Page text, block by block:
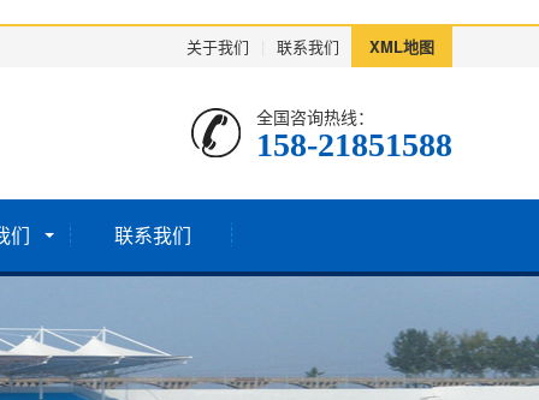
关于我们 联系我们 XML地图
全国咨询热线：
158-21851588
们 联系我们